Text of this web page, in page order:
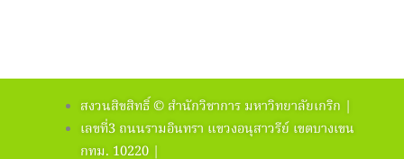
สงวนสิขสิทธิ์ © สำนักวิชาการ มหาวิทยาลัยเกริก |
เลขที่3 ถนนรามอินทรา แขวงอนุสาวรีย์ เขตบางเขน
กทม. 10220 |